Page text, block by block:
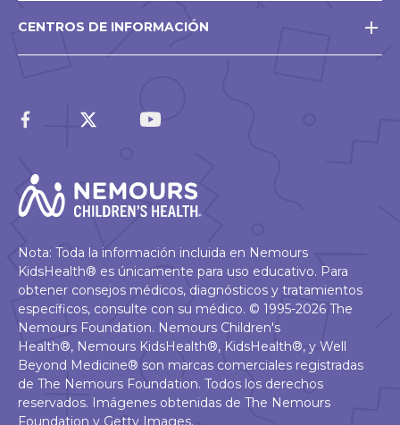
CENTROS DE INFORMACIÓN
Nota: Toda la información incluida en Nemours
KidsHealth® es únicamente para uso educativo. Para
obtener consejos médicos, diagnósticos y tratamientos
específicos, consulte con su médico. © 1995-2026 The
Nemours Foundation. Nemours Children's
Health®, Nemours KidsHealth®, KidsHealth®, y Well
Beyond Medicine® son marcas comerciales registradas
de The Nemours Foundation. Todos los derechos
reservados. Imágenes obtenidas de The Nemours